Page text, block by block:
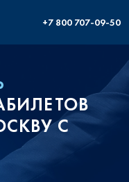
+7 800 707-09-50
С